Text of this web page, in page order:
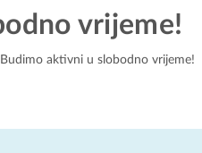
vrijeme!
aktivni u slobodno vrijeme!